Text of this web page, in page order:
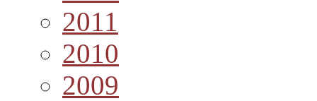
2011
2010
2009